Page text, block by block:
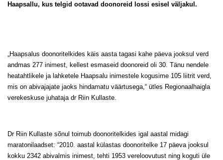
Koostöö
Tule ekskursioonile!
Andmekaitse
Haapsallu, kus telgid ootavad doonoreid lossi esisel väljakul.
„Haapsalus doonoritelkides käis aasta tagasi kahe päeva jooksul verd
andmas 277 inimest, kellest esmaseid doonoreid oli 30. Tänu nendele
heatahtlikele ja lahketele Haapsalu inimestele kogusime 105 liitrit verd,
mis on abivajajate jaoks hindamatu väärtusega,“ ütles Regionaalhaigla
verekeskuse juhataja dr Riin Kullaste.
Dr Riin Kullaste sõnul toimub doonoritelkides igal aastal midagi
maratonilaadset: “2010. aastal külastas doonoritelke 17 päeva jooksul
kokku 2342 abivalmis inimest, tehti 1953 vereloovutust ning koguti üle